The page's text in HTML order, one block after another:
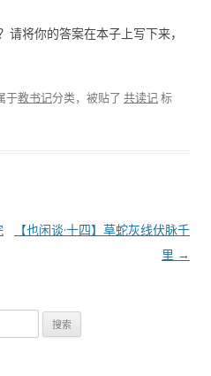
将你的答案在本子上写下来，
于教书记分类，被贴了 共读记 标
【也闲谈·十四】草蛇灰线伏脉千
里 →